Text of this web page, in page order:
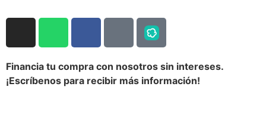
Financia tu compra con nosotros sin intereses.
¡Escríbenos para recibir más información!